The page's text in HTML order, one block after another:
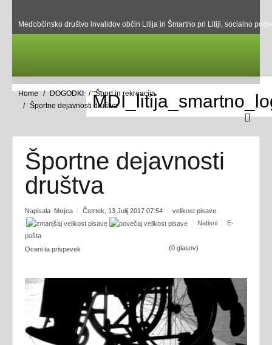
Medobčinsko društvo invalidov občin Litija in Šmartno pri Litiji, socialno
Home DOGODKI
Šport in rekreacija
Športne dejavnosti društva
Športne dejavnosti
društva
Napisala Mojca Četrtek, 13 Julij 2017 07:54
velikost pisave
Natisni
E-
pošta
Oceni ta prispevek
(0 glasov)